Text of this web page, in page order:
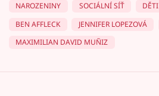
NAROZENINY
SOCIÁLNÍ SÍŤ DĚTI
BEN AFFLECK
JENNIFER LOPEZOVÁ
MAXIMILIAN DAVID MUÑIZ